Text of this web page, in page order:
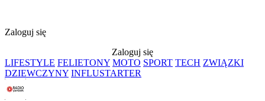
Zaloguj się
Zaloguj się
LIFESTYLE FELIETONY MOTO SPORT TECH ZWIĄZKI
DZIEWCZYNY INFLUSTARTER